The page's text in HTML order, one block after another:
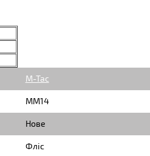
M-Tac
ММ14
Нове
Фліс